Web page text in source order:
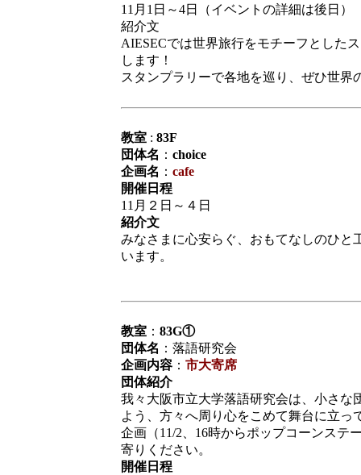
11月1日～4日（イベントの詳細は後日）
紹介文
AIESECでは世界旅行をモチーフとした
します！
スタンプラリーで各地を巡り、ぜひ世界
教室 : 83F
団体名 ： choice
企画名 ： cafe
開催日程
11月２日～４日
紹介文
みなさまに心安らぐ、おもてなしのひと
います。
教室 ： 83G①
団体名 ：落語研究会
企画内容 ： 市大寄席
団体紹介
我々大阪市立大学落語研究会は、小さな
よう、方々へ周り心をこめて舞台に立
企画（11/2、16時からポップコーンステ
寄りください。
開催日程